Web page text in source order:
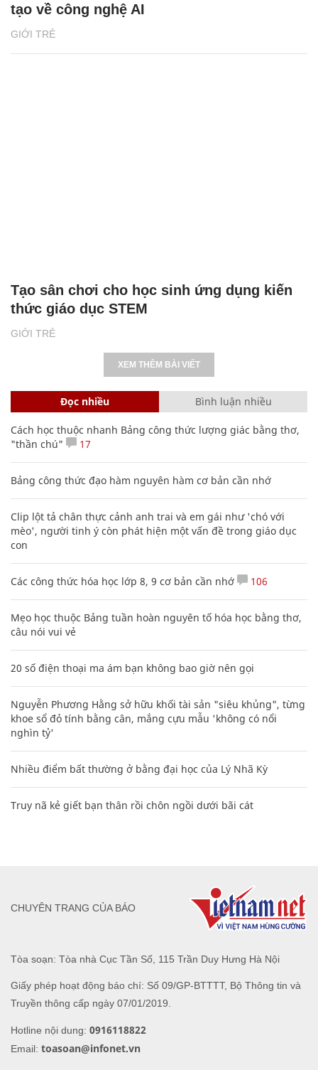
GIỚI TRẺ
tạo về công nghệ AI
GIỚI TRẺ
Tạo sân chơi cho học sinh ứng dụng kiến
thức giáo dục STEM
XEM THÊM BÀI VIẾT
Đọc nhiều Bình luận nhiều
Cách học thuộc nhanh Bảng công thức lượng giác bằng thơ,
"thần chú"
17
Bảng công thức đạo hàm nguyên hàm cơ bản cần nhớ
Clip lột tả chân thực cảnh anh trai và em gái như 'chó với
mèo', người tinh ý còn phát hiện một vấn đề trong giáo dục
con
Các công thức hóa học lớp 8, 9 cơ bản cần nhớ 106
Mẹo học thuộc Bảng tuần hoàn nguyên tố hóa học bằng thơ,
câu nói vui vẻ
20 số điện thoại ma ám bạn không bao giờ nên gọi
Nguyễn Phương Hằng sở hữu khối tài sản "siêu khủng", từng
khoe sổ đỏ tính bằng cân, mắng cựu mẫu 'không có nổi
nghìn tỷ'
Nhiều điểm bất thường ở bằng đại học của Lý Nhã Kỳ
Truy nã kẻ giết bạn thân rồi chôn ngồi dưới bãi cát
Tòa soạn: Tòa nhà Cục Tần Số, 115 Trần Duy Hưng Hà Nội
Giấy phép hoạt động báo chí: Số 09/GP-BTTTT, Bộ Thông tin và
Truyền thông cấp ngày 07/01/2019.
Hotline nội dung: 0916118822
Email: toasoan@infonet.vn
CHUYÊN TRANG CỦA BÁO